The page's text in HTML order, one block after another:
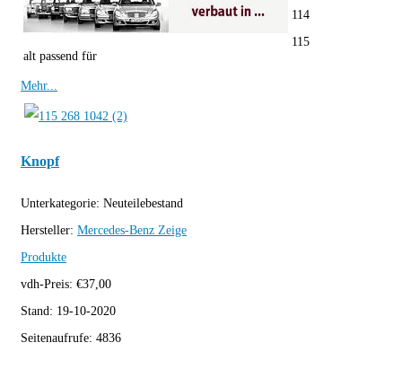
alt passend für
114
115
Mehr...
Knopf
Unterkategorie: Neuteilebestand
Hersteller: Mercedes-Benz Zeige
Produkte
vdh-Preis: €37,00
Stand: 19-10-2020
Seitenaufrufe: 4836